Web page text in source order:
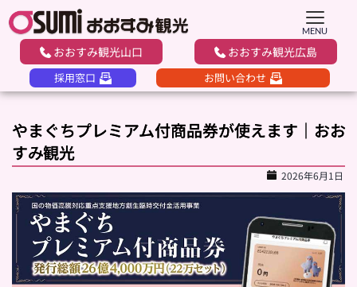
MENU
おおすみ観光山口 おおすみ観光広島
採用窓口 お問い合わせ
やまぐちプレミアム付商品券が使えます｜おお
すみ観光
2026年6月1日